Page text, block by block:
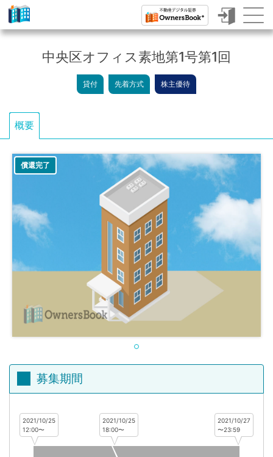
ク
フ
ァ
ン
デ
ン
グ
で
不
産
投
OwnersBook
中央区オフィス素地第1号第1回
貸付 先着方式 株主優待
概要
償還完了
募集期間
2021/10/25
12:00〜
2021/10/25
18:00〜
2021/10/27
〜23:59